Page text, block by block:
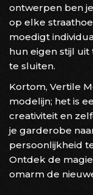
ontwerpen ben
op elke
moedigt
hun eigen stijl
te sluiten.
Kortom, Vertile
modelijn; het is
creativiteit en
je garderobe
persoonlijkheid
Ontdek de
omarm de